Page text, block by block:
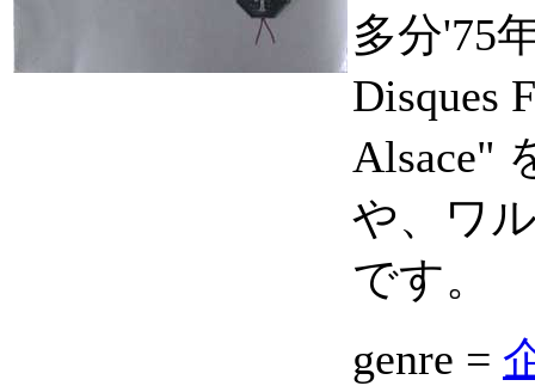
多分'75
Disques
Alsace"
や、ワ
です。
genre =